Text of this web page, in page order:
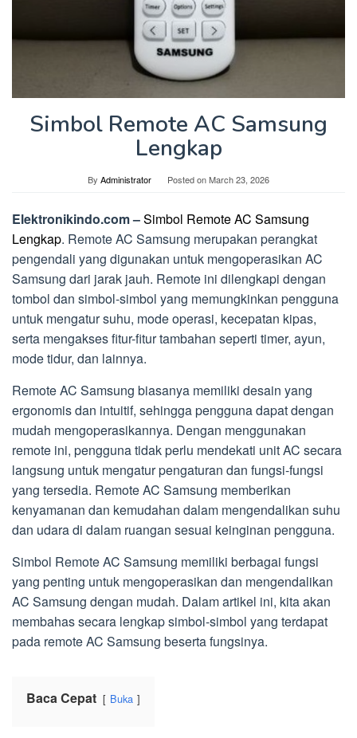
Simbol Remote AC Samsung
Lengkap
By Administrator Posted onMarch 23, 2026
Elektronikindo.com –Simbol Remote AC Samsung
Lengkap. Remote AC Samsung merupakan perangkat
pengendali yang digunakan untuk mengoperasikan AC
Samsung dari jarak jauh. Remote ini dilengkapi dengan
tombol dan simbol-simbol yang memungkinkan pengguna
untuk mengatur suhu, mode operasi, kecepatan kipas,
serta mengakses fitur-fitur tambahan seperti timer, ayun,
mode tidur, dan lainnya.
Remote AC Samsung biasanya memiliki desain yang
ergonomis dan intuitif, sehingga pengguna dapat dengan
mudah mengoperasikannya. Dengan menggunakan
remote ini, pengguna tidak perlu mendekati unit AC secara
langsung untuk mengatur pengaturan dan fungsi-fungsi
yang tersedia. Remote AC Samsung memberikan
kenyamanan dan kemudahan dalam mengendalikan suhu
dan udara di dalam ruangan sesuai keinginan pengguna.
Simbol Remote AC Samsung memiliki berbagai fungsi
yang penting untuk mengoperasikan dan mengendalikan
AC Samsung dengan mudah. Dalam artikel ini, kita akan
membahas secara lengkap simbol-simbol yang terdapat
pada remote AC Samsung beserta fungsinya.
Baca Cepat Buka